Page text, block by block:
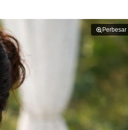
Perbesar